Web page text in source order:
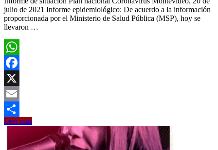
julio de 2021 Informe epidemiológico: De acuerdo a la información
proporcionada por el Ministerio de Salud Pública (MSP), hoy se
llevaron …
WhatsApp
Facebook
X
Email
Compartir
SINAE
casos
Leer más